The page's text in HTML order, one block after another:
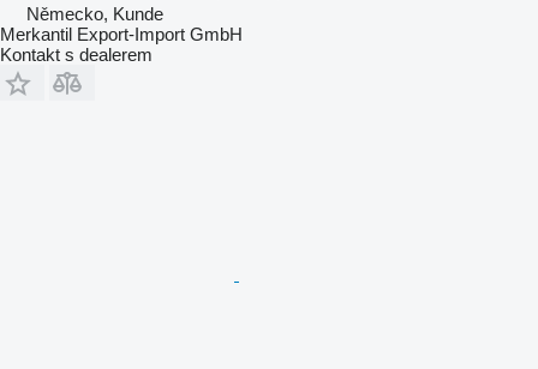
Německo, Kunde
Merkantil Export-Import GmbH
Kontakt s dealerem